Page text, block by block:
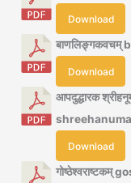
Download
बाणलिङ्गकवचम्
Download
आपदुद्धारक
Download